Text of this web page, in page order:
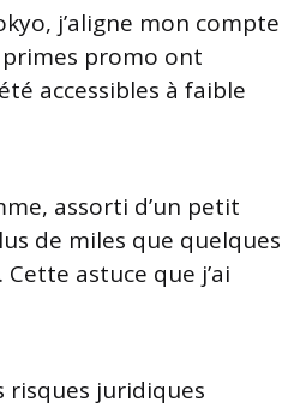
j’aligne mon compte
primes promo ont
accessibles à faible
assorti d’un petit
de miles que quelques
astuce que j’ai
risques juridiques